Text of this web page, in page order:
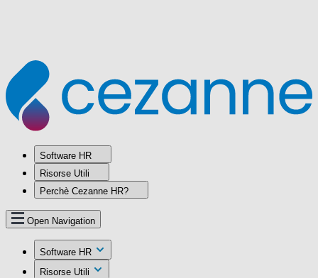
Software HR
Risorse Utili
Perchè Cezanne HR?
Open Navigation
Software HR
Risorse Utili